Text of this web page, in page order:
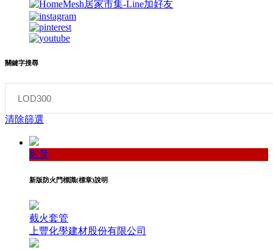
關鍵字搜尋
清除篩選
影音
新版防火門標識(標章)說明
截火套管
上豐化學建材股份有限公司